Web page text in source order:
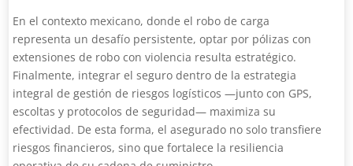
En el contexto mexicano, donde el robo de carga
representa un desafío persistente, optar por pólizas con
extensiones de robo con violencia resulta estratégico.
Finalmente, integrar el seguro dentro de la estrategia
integral de gestión de riesgos logísticos —junto con GPS,
escoltas y protocolos de seguridad— maximiza su
efectividad. De esta forma, el asegurado no solo transfiere
riesgos financieros, sino que fortalece la resiliencia